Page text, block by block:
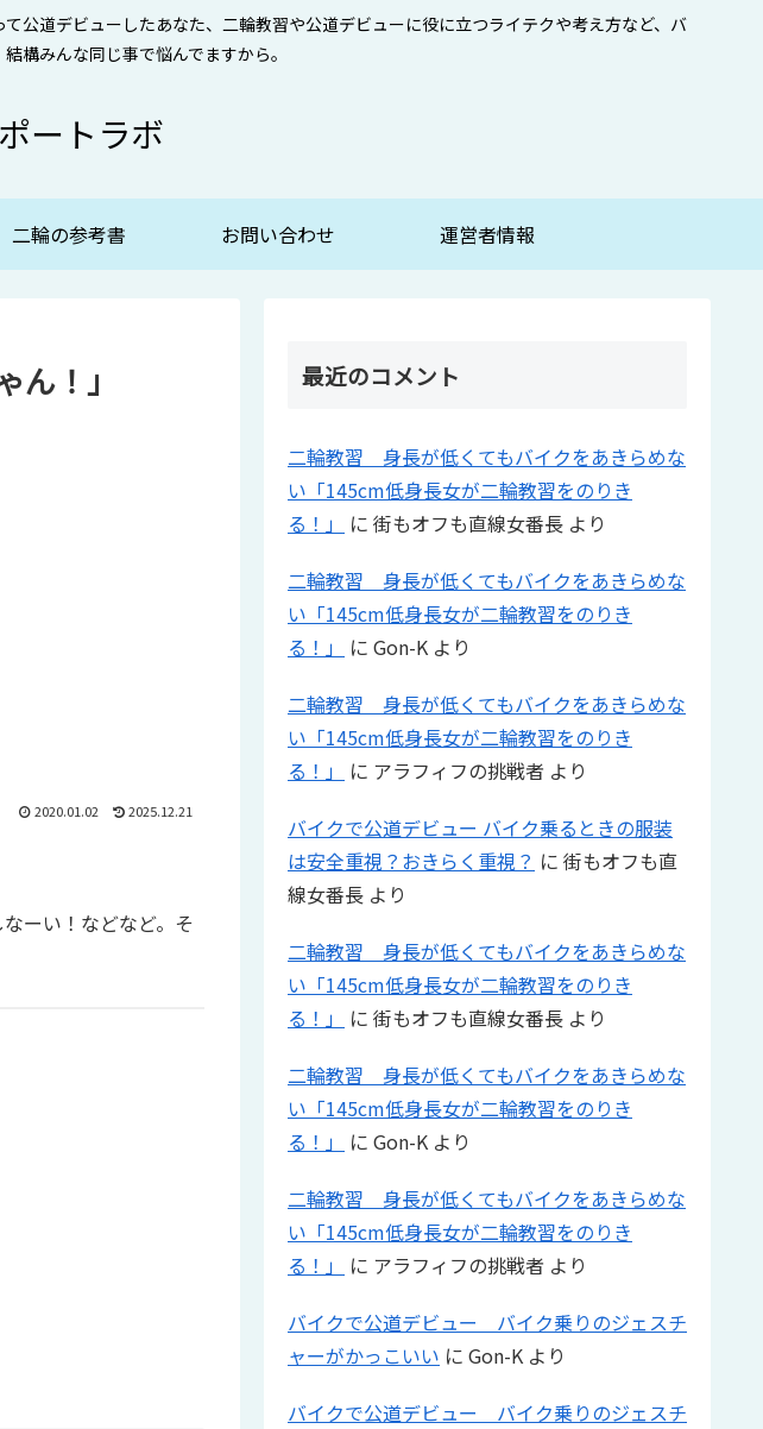
公道デビューしたあなた、二輪教習や公道デビューに役に立つライテクや考え方など、バ
構みんな同じ事で悩んでますから。
ートラボ
二輪の参考書 お問い合わせ 運営者情報
！」
2020.01.02 2025.12.21
ーい！などなど。そ
最近のコメント
二輪教習 身長が低くてもバイクをあきらめな
い「145cm低身長女が二輪教習をのりき
る！」
に 街もオフも直線女番長 より
二輪教習 身長が低くてもバイクをあきらめな
い「145cm低身長女が二輪教習をのりき
る！」
に Gon-K より
二輪教習 身長が低くてもバイクをあきらめな
い「145cm低身長女が二輪教習をのりき
る！」
に アラフィフの挑戦者 より
バイクで公道デビュー バイク乗るときの服装
は安全重視？おきらく重視？ に 街もオフも直
線女番長 より
二輪教習 身長が低くてもバイクをあきらめな
い「145cm低身長女が二輪教習をのりき
る！」
に 街もオフも直線女番長 より
二輪教習 身長が低くてもバイクをあきらめな
い「145cm低身長女が二輪教習をのりき
る！」
に Gon-K より
二輪教習 身長が低くてもバイクをあきらめな
い「145cm低身長女が二輪教習をのりき
る！」
に アラフィフの挑戦者 より
バイクで公道デビュー バイク乗りのジェスチ
ャーがかっこいい に Gon-K より
バイクで公道デビュー バイク乗りのジェスチ